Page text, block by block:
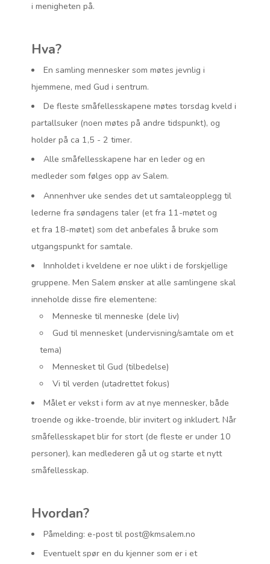
i menigheten på.
Hva?
En samling mennesker som møtes jevnlig i
hjemmene, med Gud i sentrum.
De fleste småfellesskapene møtes torsdag kveld i
partallsuker (noen møtes på andre tidspunkt), og
holder på ca 1,5 - 2 timer.
Alle småfellesskapene har en leder og en
medleder som følges opp av Salem.
Annenhver uke sendes det ut samtaleopplegg til
lederne fra søndagens taler (et fra 11-møtet og
et fra 18-møtet) som det anbefales å bruke som
utgangspunkt for samtale.
Innholdet i kveldene er noe ulikt i de forskjellige
gruppene. Men Salem ønsker at alle samlingene skal
inneholde disse fire elementene:
Menneske til menneske (dele liv)
Gud til mennesket (undervisning/samtale om et
tema)
Mennesket til Gud (tilbedelse)
Vi til verden (utadrettet fokus)
Målet er vekst i form av at nye mennesker, både
troende og ikke-troende, blir invitert og inkludert. Når
småfellesskapet blir for stort (de fleste er under 10
personer), kan medlederen gå ut og starte et nytt
småfellesskap.
Hvordan?
Påmelding: e-post til post@kmsalem.no
Eventuelt spør en du kjenner som er i et